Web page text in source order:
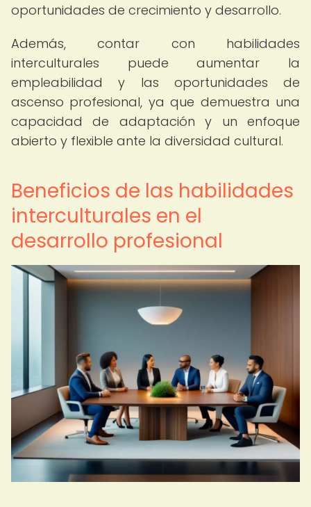
oportunidades de crecimiento y desarrollo.
Además, contar con habilidades
interculturales puede aumentar la
empleabilidad y las oportunidades de
ascenso profesional, ya que demuestra una
capacidad de adaptación y un enfoque
abierto y flexible ante la diversidad cultural.
Beneficios de las habilidades
interculturales en el
desarrollo profesional